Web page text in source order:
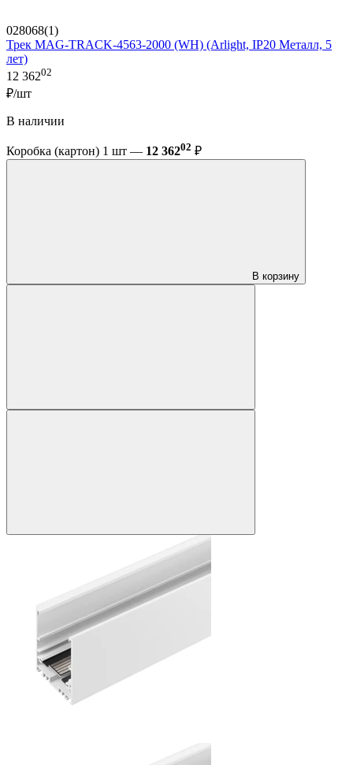
028068(1)
Трек MAG-TRACK-4563-2000 (WH) (Arlight, IP20 Металл, 5
лет)
12 36202
₽/шт
В наличии
Коробка (картон) 1 шт — 12 36202 ₽
В корзину